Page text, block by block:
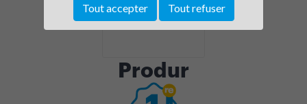
Produr
Tout accepter Tout refuser